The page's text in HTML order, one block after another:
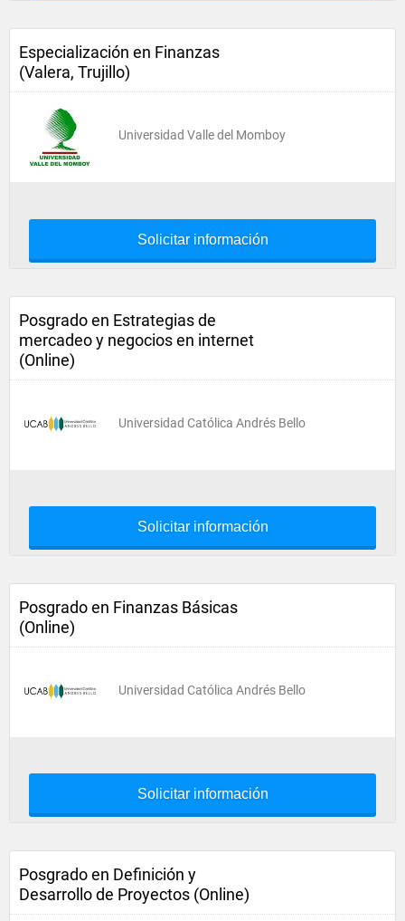
Especialización en Finanzas
(Valera, Trujillo)
Universidad Valle del Momboy
Solicitar información
Posgrado en Estrategias de
mercadeo y negocios en internet
(Online)
Universidad Católica Andrés Bello
Solicitar información
Posgrado en Finanzas Básicas
(Online)
Universidad Católica Andrés Bello
Solicitar información
Posgrado en Definición y
Desarrollo de Proyectos (Online)